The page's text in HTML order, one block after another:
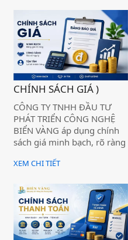
của khách hàng cũng như
của Công ty trong quá trình
hợp tác.
CHÍNH SÁCH GIÁ )
CÔNG TY TNHH ĐẦU TƯ
PHÁT TRIỂN CÔNG NGHỆ
BIỂN VÀNG áp dụng chính
sách giá minh bạch, rõ ràng
dịch vụ nhằm đảm bảo
khi sử dụng các dịch vụ
thông qua website
XEM CHI TIẾT